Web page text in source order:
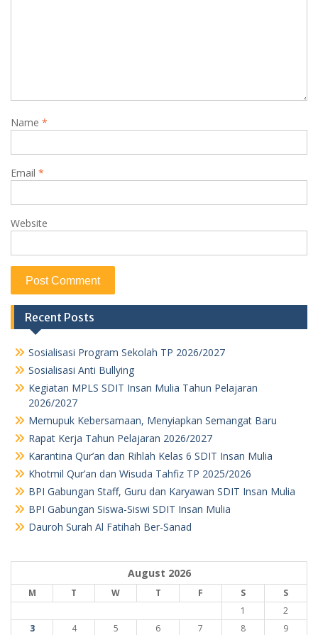
Name *
Email *
Website
Recent Posts
Sosialisasi Program Sekolah TP 2026/2027
Sosialisasi Anti Bullying
Kegiatan MPLS SDIT Insan Mulia Tahun Pelajaran
2026/2027
Memupuk Kebersamaan, Menyiapkan Semangat Baru
Rapat Kerja Tahun Pelajaran 2026/2027
Karantina Qur’an dan Rihlah Kelas 6 SDIT Insan Mulia
Khotmil Qur’an dan Wisuda Tahfiz TP 2025/2026
BPI Gabungan Staff, Guru dan Karyawan SDIT Insan Mulia
BPI Gabungan Siswa-Siswi SDIT Insan Mulia
Dauroh Surah Al Fatihah Ber-Sanad
August 2026
M T W T F S
S
1
2
3
4 5 6 7 8
9